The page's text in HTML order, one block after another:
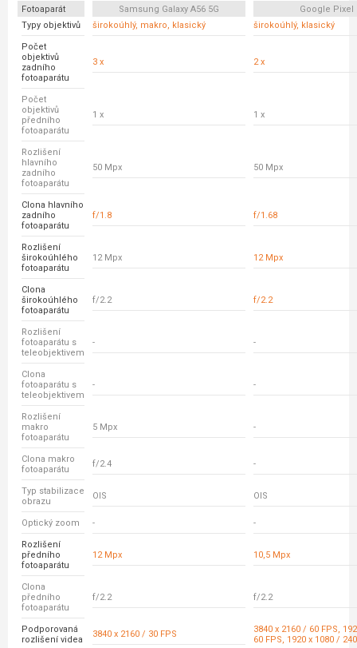
Fotoaparát Samsung Galaxy A56 5G
Google Pixel
Typy objektivů
širokoúhlý, makro, klasický širokoúhlý, klasický
Počet
objektivů
zadního
fotoaparátu
3 x 2 x
Počet
objektivů
předního
fotoaparátu
1 x 1 x
Rozlišení
hlavního
zadního
fotoaparátu
50 Mpx 50 Mpx
Clona hlavního
zadního
fotoaparátu
f/1.8 f/1.68
Rozlišení
širokoúhlého
fotoaparátu
12 Mpx 12 Mpx
Clona
širokoúhlého
fotoaparátu
f/2.2 f/2.2
Rozlišení
fotoaparátu s
teleobjektivem
- -
Clona
fotoaparátu s
teleobjektivem
- -
Rozlišení
makro
fotoaparátu
5 Mpx -
Clona makro
fotoaparátu
f/2.4 -
Typ stabilizace
obrazu
OIS OIS
Optický zoom - -
Rozlišení
předního
fotoaparátu
12 Mpx 10,5 Mpx
Clona
předního
fotoaparátu
f/2.2 f/2.2
Podporovaná
rozlišení videa
3840 x 2160 / 30 FPS
3840 x 2160 / 60 FPS,
60 FPS, 1920 x 1080 /